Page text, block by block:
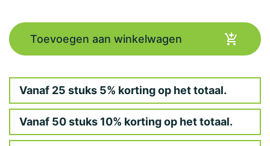
Toevoegen aan winkelwagen
Vanaf 25 stuks 5% korting op het totaal.
Vanaf 50 stuks 10% korting op het totaal.